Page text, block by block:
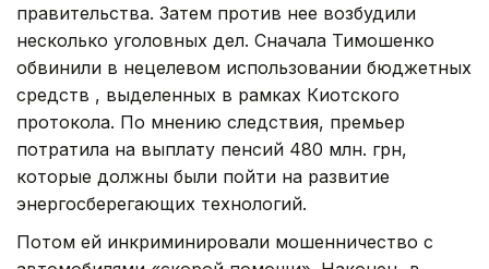
правительства. Затем против нее возбудили
несколько уголовных дел. Сначала Тимошенко
обвинили в нецелевом использовании бюджетных
средств , выделенных в рамках Киотского
протокола. По мнению следствия, премьер
потратила на выплату пенсий 480 млн. грн,
которые должны были пойти на развитие
энергосберегающих технологий.
Потом ей инкриминировали мошенничество с